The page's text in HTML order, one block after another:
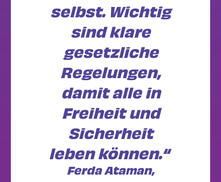
selbst. Wichtig
sind klare
gesetzliche
Regelungen,
damit alle in
Freiheit und
Sicherheit
leben können.“
Ferda Ataman,